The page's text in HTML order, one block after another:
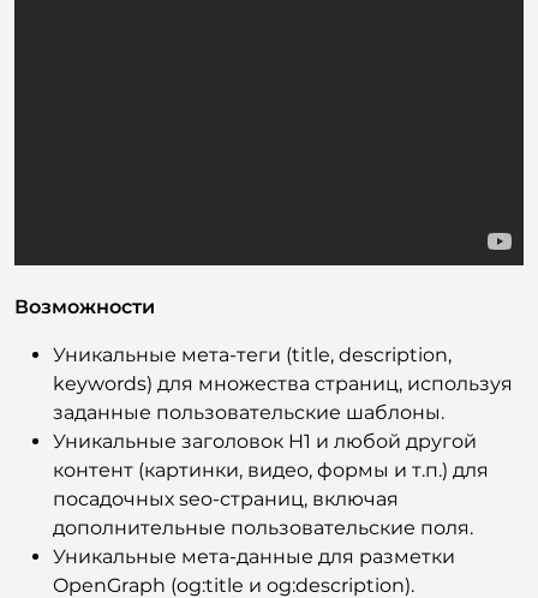
Возможности
Уникальные мета-теги (title, description,
keywords) для множества страниц, используя
заданные пользовательские шаблоны.
Уникальные заголовок H1 и любой другой
контент (картинки, видео, формы и т.п.) для
посадочных seo-страниц, включая
дополнительные пользовательские поля.
Уникальные мета-данные для разметки
OpenGraph (og:title и og:description).